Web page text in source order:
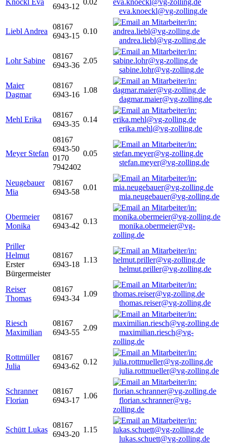
Knöckl Eva
6943-12
0.02
eva.knoeckl@vg-zolling.de
Liebl Andrea
08167
6943-15
0.10
andrea.liebl@vg-zolling.de
Lohr Sabine
08167
6943-36
2.05
sabine.lohr@vg-zolling.de
Maier
Dagmar
08167
6943-16
1.08
dagmar.maier@vg-zolling.de
Mehl Erika
08167
6943-35
0.14
erika.mehl@vg-zolling.de
Meyer Stefan
08167
6943-50
0170
7942402
0.05
stefan.meyer@vg-zolling.de
Neugebauer
Mia
08167
6943-58
0.01
mia.neugebauer@vg-zolling.de
Obermeier
Monika
08167
6943-42
0.13
monika.obermeier@vg-
zolling.de
Priller
Helmut
Erster
Bürgermeister
08167
6943-18
1.13
helmut.priller@vg-zolling.de
Reiser
Thomas
08167
6943-34
1.09
thomas.reiser@vg-zolling.de
Riesch
Maximilian
08167
6943-55
2.09
maximilian.riesch@vg-
zolling.de
Rottmüller
Julia
08167
6943-62
0.12
julia.rottmueller@vg-zolling.de
Schranner
Florian
08167
6943-17
1.06
florian.schranner@vg-
zolling.de
Schütt Lukas
08167
6943-20
1.15
lukas.schuett@vg-zolling.de